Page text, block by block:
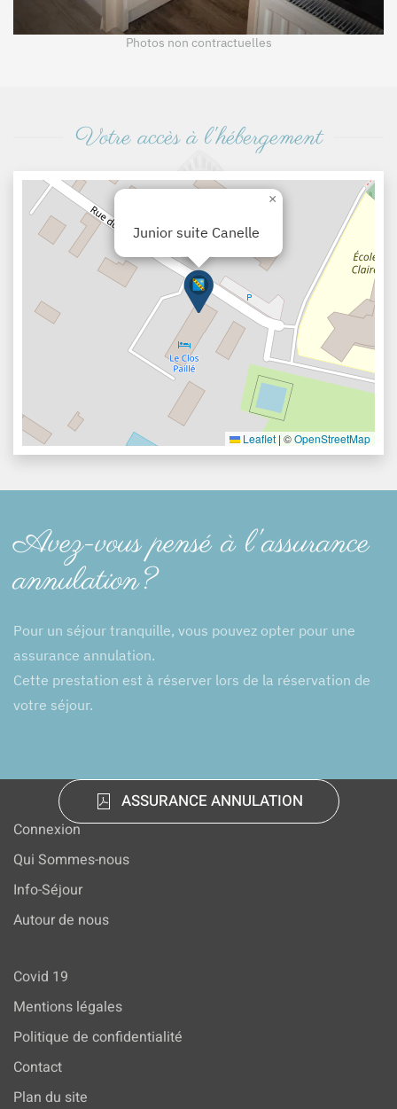
Photos non contractuelles
Votre accès à l'hébergement
Junior suite Canelle
×
Leaflet | ©OpenStreetMap
Avez-vous pensé à l'assurance
annulation?
Pour un séjour tranquille, vous pouvez opter pour une
assurance annulation.
Cette prestation est à réserver lors de la réservation de
votre séjour.
ASSURANCE ANNULATION
Connexion
Qui Sommes-nous
Info-Séjour
Autour de nous
Covid 19
Mentions légales
Politique de confidentialité
Contact
Plan du site